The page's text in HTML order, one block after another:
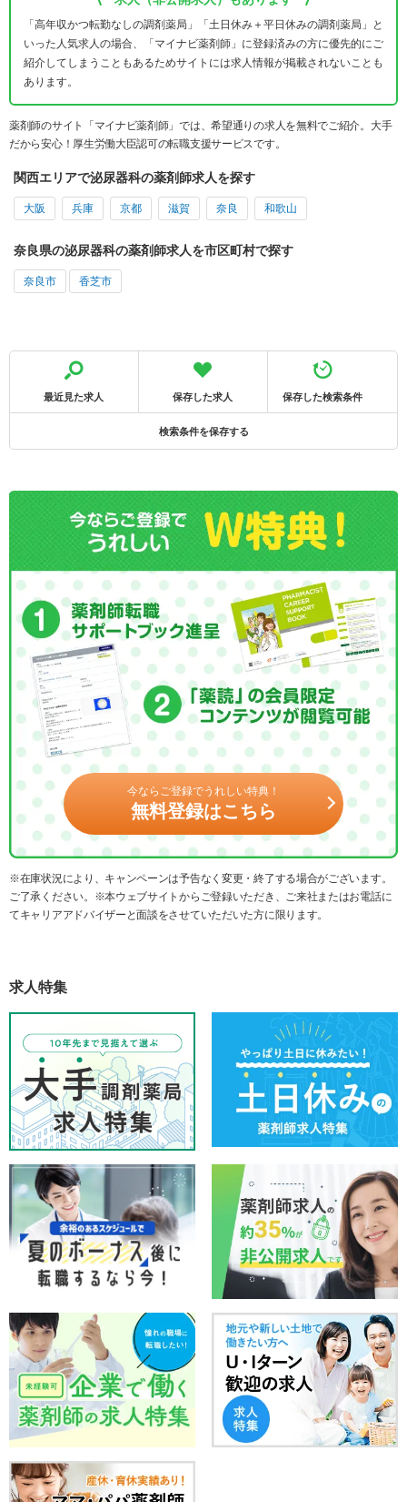
「高年収かつ転勤なしの調剤薬局」「土日休み＋平日休みの調剤薬局」と
いった人気求人の場合、「マイナビ薬剤師」に登録済みの方に優先的にご
紹介してしまうこともあるためサイトには求人情報が掲載されないことも
あります。
薬剤師のサイト「マイナビ薬剤師」では、希望通りの求人を無料でご紹介。大手
だから安心！厚生労働大臣認可の転職支援サービスです。
関西エリアで泌尿器科の薬剤師求人を探す
大阪 兵庫 京都 滋賀 奈良 和歌山
奈良県の泌尿器科の薬剤師求人を市区町村で探す
奈良市 香芝市
最近見た求人 保存した求人 保存した検索条件
検索条件を保存する
今ならご登録でうれしい特典！
無料登録はこちら
※在庫状況により、キャンペーンは予告なく変更・終了する場合がございます。
ご了承ください。※本ウェブサイトからご登録いただき、ご来社またはお電話に
てキャリアアドバイザーと面談をさせていただいた方に限ります。
求人特集